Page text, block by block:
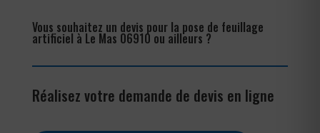
Vous souhaitez un devis pour la pose de feuillage
artificiel à Le Mas 06910 ou ailleurs ?
Réalisez votre demande de devis en ligne